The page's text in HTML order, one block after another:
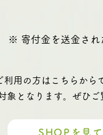
※ 寄付金を送金され
象となります。ぜひご
用の方はこちらから
SHOPを見て